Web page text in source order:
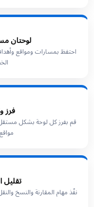
لوحتان
احتفظ بمسارات ومواقع
فرز
قم بفرز كل لوحة بشكل مستقل
تقليل
نفّذ مهام المقارنة والنسخ